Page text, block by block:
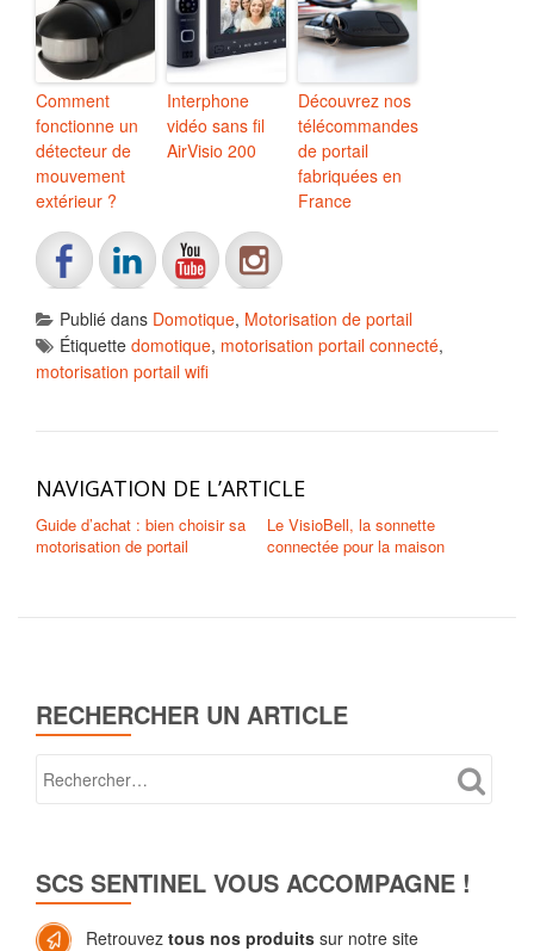
Comment
fonctionne un
détecteur de
mouvement
extérieur ?
Interphone
vidéo sans fil
AirVisio 200
Découvrez nos
télécommandes
de portail
fabriquées en
France
Publié dans Domotique, Motorisation de portail
Étiquette domotique, motorisation portail connecté,
motorisation portail wifi
NAVIGATION DE L’ARTICLE
Guide d’achat : bien choisir sa
motorisation de portail
Le VisioBell, la sonnette
connectée pour la maison
RECHERCHER UN ARTICLE
SCS SENTINEL VOUS ACCOMPAGNE !
Retrouvez tous nos produits sur notre site